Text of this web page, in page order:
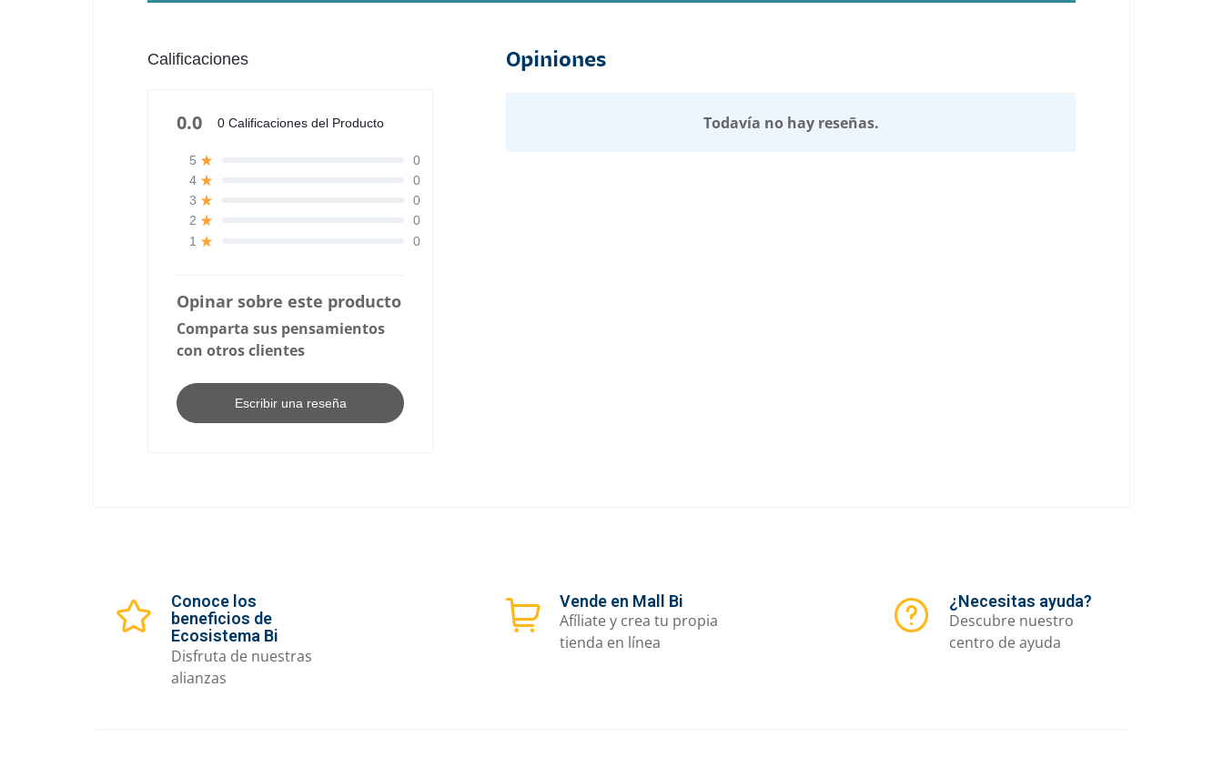
Calificaciones
0.0 0 Calificaciones del Producto
5
0
4
0
3
0
2
0
1
0
Opinar sobre este producto
Comparta sus pensamientos
con otros clientes
Escribir una reseña
Opiniones
Todavía no hay reseñas.
Conoce los
beneficios de
Ecosistema Bi
Disfruta de nuestras
alianzas
Vende en Mall Bi
Afíliate y crea tu propia
tienda en línea
¿Necesitas ayuda?
Descubre nuestro
centro de ayuda